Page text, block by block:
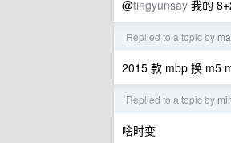
@tingyunsay 我的
Replied to a topic by
2015 款 mbp 换 m5
Replied to a topic by
啥时变